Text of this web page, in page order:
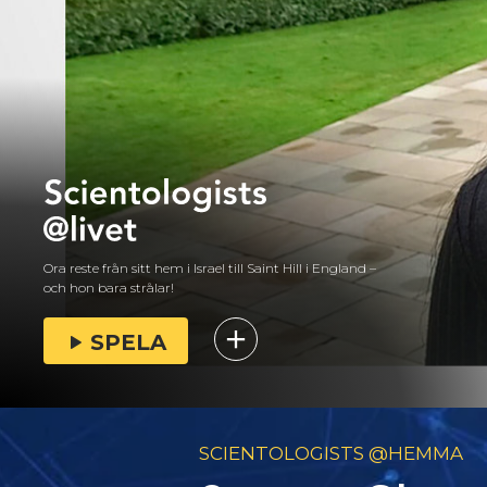
Ora reste från sitt hem i Israel till Saint Hill i England –
och hon bara strålar!
SPELA
SCIENTOLOGISTS @HEMMA